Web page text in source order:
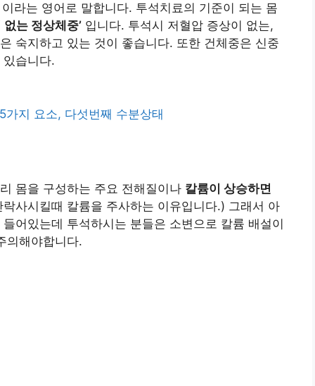
라는 영어로 말합니다. 투석치료의 기준이 되는 몸
는 정상체중’ 입니다. 투석시 저혈압 증상이 없는,
숙지하고 있는 것이 좋습니다. 또한 건체중은 신중
습니다.
지 요소, 다섯번째 수분상태
몸을 구성하는 주요 전해질이나 칼륨이 상승하면
사시킬때 칼륨을 주사하는 이유입니다.) 그래서 아
어있는데 투석하시는 분들은 소변으로 칼륨 배설이
의해야합니다.